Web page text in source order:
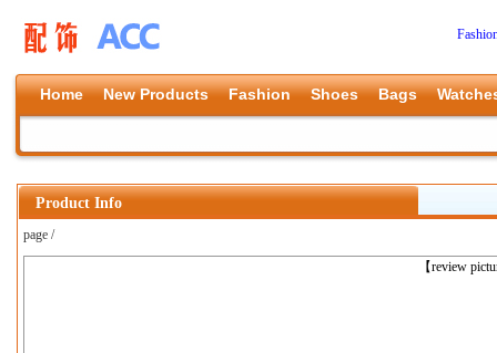
Home New Products Fashion Shoes Bags
Product Info
page /
【review
上一张